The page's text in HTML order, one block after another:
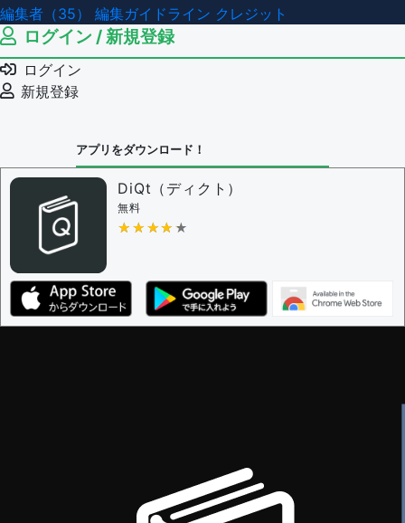
編集者（35） 編集ガイドライン クレジット
ログイン / 新規登録
ログイン
新規登録
アプリをダウンロード！
DiQt（ディクト）
無料
★★★★★
★★★★★